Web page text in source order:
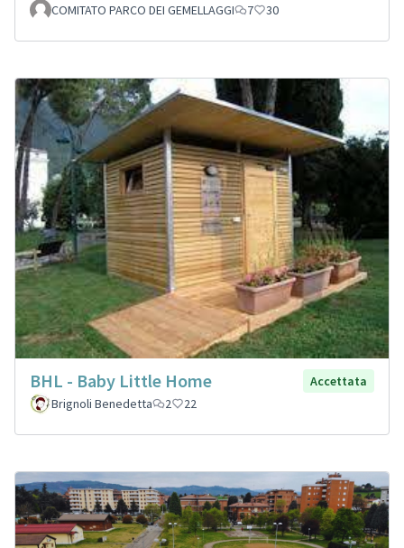
COMITATO PARCO DEI GEMELLAGGI 7 30
BHL - Baby Little Home
Accettata
Brignoli Benedetta
2 22